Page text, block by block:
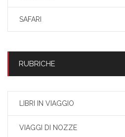
SAFARI
RUBRICHE
LIBRI IN VIAGGIO
VIAGGI DI NOZZE